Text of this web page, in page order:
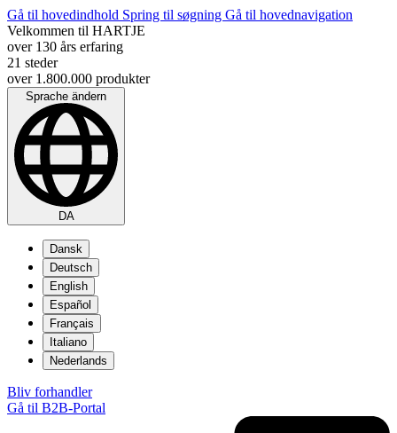
Gå til hovedindhold Spring til søgning Gå til hovednavigation
Velkommen til HARTJE
over 130 års erfaring
21 steder
over 1.800.000 produkter
Sprache ändern
DA
Dansk
Deutsch
English
Español
Français
Italiano
Nederlands
Bliv forhandler
Gå til B2B-Portal